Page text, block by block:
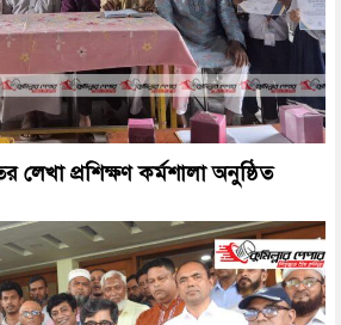
লেখা প্রশিক্ষণ কর্মশালা অনুষ্ঠিত